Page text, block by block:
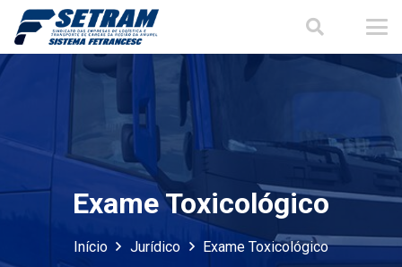
Exame Toxicológico
Início Jurídico Exame Toxicológico